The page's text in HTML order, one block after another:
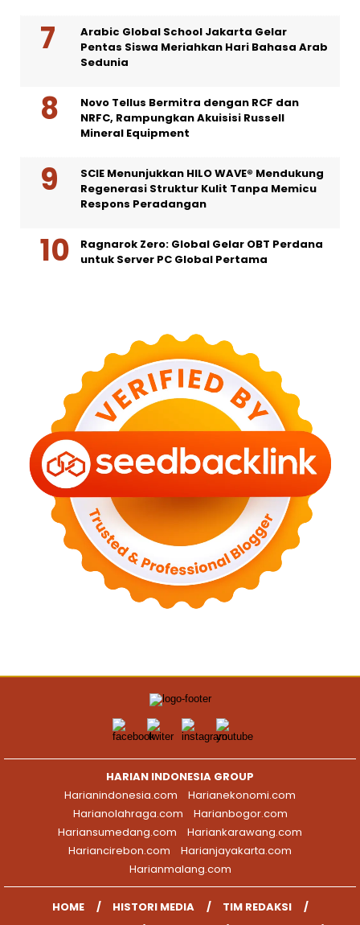
Arabic Global School Jakarta Gelar
Pentas Siswa Meriahkan Hari Bahasa Arab
Sedunia
Novo Tellus Bermitra dengan RCF dan
NRFC, Rampungkan Akuisisi Russell
Mineral Equipment
SCIE Menunjukkan HILO WAVE® Mendukung
Regenerasi Struktur Kulit Tanpa Memicu
Respons Peradangan
Ragnarok Zero: Global Gelar OBT Perdana
untuk Server PC Global Pertama
HARIAN INDONESIA GROUP
Harianindonesia.com
Harianekonomi.com
Harianolahraga.com
Harianbogor.com
Hariansumedang.com
Hariankarawang.com
Hariancirebon.com
Harianjayakarta.com
Harianmalang.com
HOME HISTORI MEDIA
TIM REDAKSI